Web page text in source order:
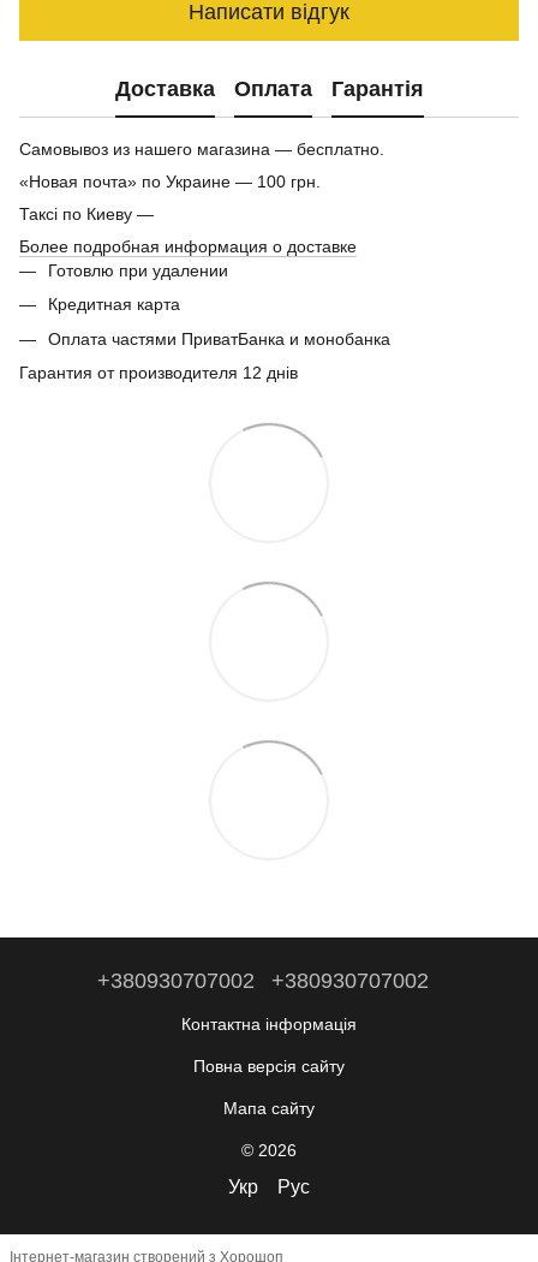
Написати відгук
Доставка Оплата Гарантія
Самовывоз из нашего магазина — бесплатно.
«Новая почта» по Украине — 100 грн.
Таксі по Киеву —
Более подробная информация о доставке
Готовлю при удалении
Кредитная карта
Оплата частями ПриватБанка и монобанка
Гарантия от производителя 12 днів
+380930707002 +380930707002
Контактна інформація
Повна версія сайту
Мапа сайту
© 2026
Укр Рус
Інтернет-магазин створений з Хорошоп